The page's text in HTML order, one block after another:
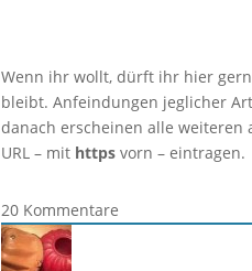
Wenn ihr wollt, dürft ihr hier
bleibt. Anfeindungen jeglicher
danach erscheinen alle weiteren
URL – mit https vorn – eintragen.
20 Kommentare